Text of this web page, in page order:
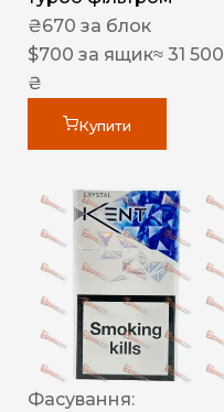
₴670 за блок
$700 за ящик≈ 31 500
₴
Купити
Фасування: